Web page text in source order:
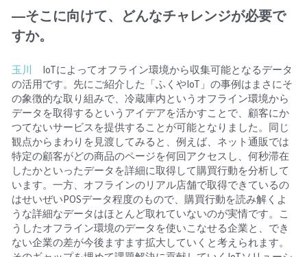
―そこに向けて、どんなチャレンジが必要で
すか。
玉川 IoTによってオフライン環境から収集可能となるデータ
の活用です。先にご紹介した「ふくやIoT」の事例はまさにそ
の象徴的な取り組みで、冷蔵庫内というオフライン環境から
データを取得するというアイデアを活かすことで、顧客にか
つてないサービスを提供することが可能となりました。同じ
観点からまわりを見渡してみると、例えば、ネット通販では
特定の顧客がどの商品のページを何回アクセスし、何秒滞在
したかといったデータを詳細に取得して購買行動を分析して
います。一方、オフラインのリアル店舗で取得できているの
はせいぜいPOSデータ程度のもので、購買行動を読み解くよ
うな詳細なデータはほとんど取れていないのが実情です。こ
うしたオフライン環境のデータを使いこなせる企業と、でき
ない企業の差が今後ますます拡大していくと考えられます。